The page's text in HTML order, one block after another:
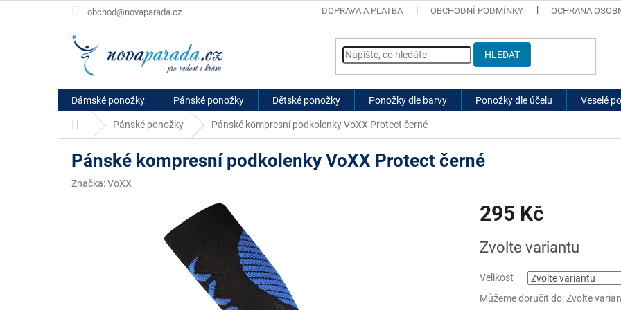
na
obchod@novaparada.cz DOPRAVA A PLATBA OBCHODNÍ PODMÍNKY OCHRANA
HLEDAT
Dámské ponožky Pánské ponožky Dětské ponožky Ponožky dle barvy Ponožky dle účelu Veselé
Domů Pánské ponožky Pánské kompresní podkolenky VoXX Protect černé
Pánské kompresní podkolenky VoXX Protect černé
Značka:VoXX
295 Kč
cena:
Zvolte variantu
Velikost
Můžeme doručit do:Zvolte